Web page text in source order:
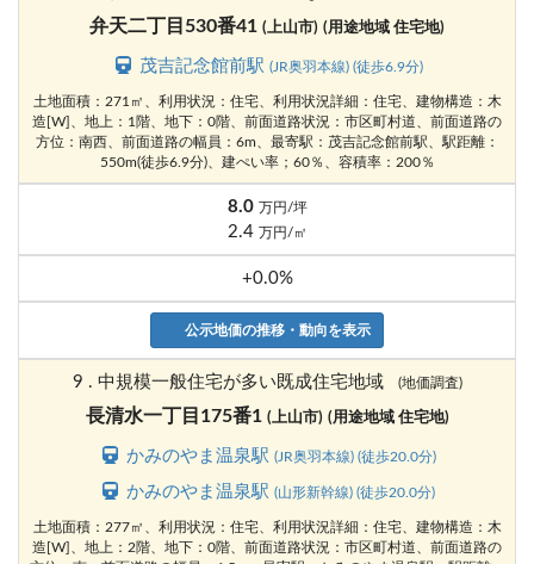
弁天二丁目530番41 (上山市) (用途地域 住宅地)
茂吉記念館前駅 (JR奥羽本線) (徒歩6.9分)
土地面積：271㎡、利用状況：住宅、利用状況詳細：住宅、建物構造：木
造[W]、地上：1階、地下：0階、前面道路状況：市区町村道、前面道路の
方位：南西、前面道路の幅員：6m、最寄駅：茂吉記念館前駅、駅距離：
550m(徒歩6.9分)、建ぺい率；60％、容積率：200％
8.0 万円/坪
2.4 万円/㎡
+0.0%
公示地価の推移・動向を表示
9 . 中規模一般住宅が多い既成住宅地域 (地価調査)
長清水一丁目175番1 (上山市) (用途地域 住宅地)
かみのやま温泉駅 (JR奥羽本線) (徒歩20.0分)
かみのやま温泉駅(山形新幹線) (徒歩20.0分)
土地面積：277㎡、利用状況：住宅、利用状況詳細：住宅、建物構造：木
造[W]、地上：2階、地下：0階、前面道路状況：市区町村道、前面道路の